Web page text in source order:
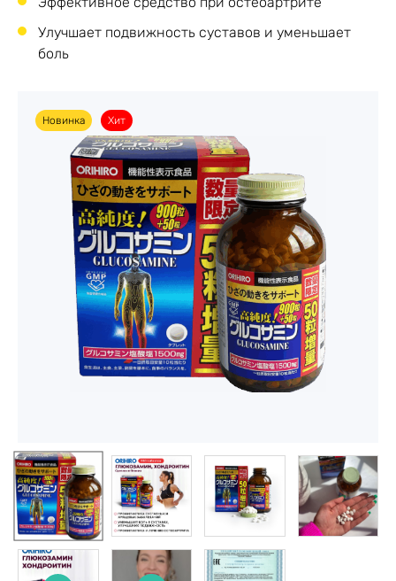
Улучшает подвижность суставов и уменьшает
боль
Новинка Хит